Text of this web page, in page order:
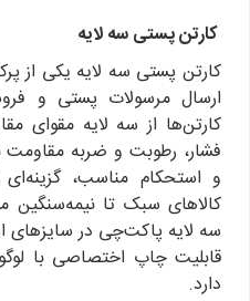
کارتن پستی سه لایه
کارتن پستی سه لایه یکی از
ارسال مرسولات پستی و
کارتن‌ها از سه لایه مقوای
فشار، رطوبت و ضربه مقاومت
و استحکام مناسب، گزینه‌ای
کالاهای سبک تا
سه لایه پاکت‌چی در سایزهای
قابلیت چاپ اختصاصی با
دارد.